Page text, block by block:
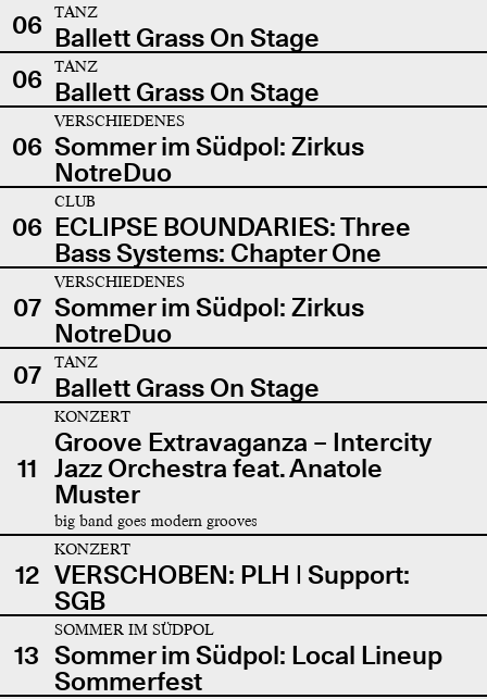
06
TANZ
Ballett Grass On Stage
06
TANZ
Ballett Grass On Stage
06
VERSCHIEDENES
Sommer im Südpol: Zirkus
NotreDuo
06
CLUB
ECLIPSE BOUNDARIES: Three
Bass Systems: Chapter One
07
VERSCHIEDENES
Sommer im Südpol: Zirkus
NotreDuo
07
TANZ
Ballett Grass On Stage
11
KONZERT
Groove Extravaganza – Intercity
Jazz Orchestra feat. Anatole
Muster
big band goes modern grooves
12
KONZERT
VERSCHOBEN: PLH | Support:
SGB
13
SOMMER IM SÜDPOL
Sommer im Südpol: Local Lineup
Sommerfest